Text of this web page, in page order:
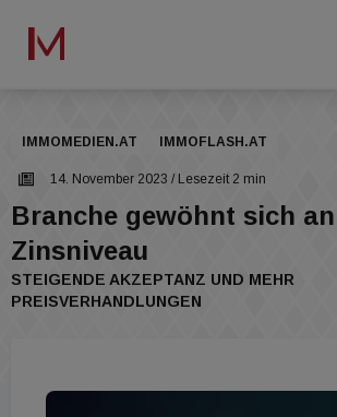
IMMOMEDIEN.AT IMMOFLASH.AT
14. November 2023 / Lesezeit 2 min
Branche gewöhnt sich an
Zinsniveau
STEIGENDE AKZEPTANZ UND MEHR
PREISVERHANDLUNGEN